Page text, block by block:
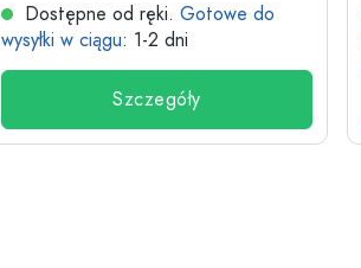
Dostępne od ręki. Gotowe do
wysyłki w ciągu: 1-2 dni
Szczegóły